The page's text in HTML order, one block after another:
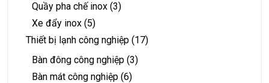
Quầy pha chế inox (3)
Xe đẩy inox (5)
Thiết bị lạnh công nghiệp (17)
Bàn đông công nghiệp (3)
Bàn mát công nghiệp (6)